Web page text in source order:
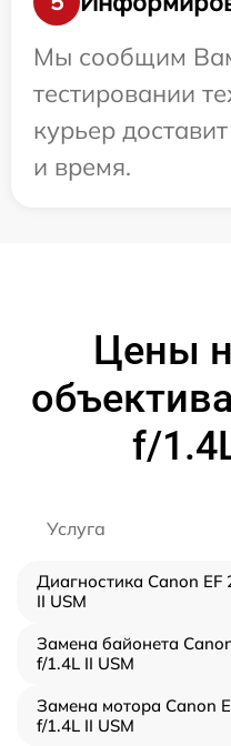
Мы сообщим
тестировании
курьер
и время.
Цены
f/
Услуга
Диагностика Canon EF
II USM
Замена байонета
f/1.4L II USM
Замена мотора Canon
f/1.4L II USM